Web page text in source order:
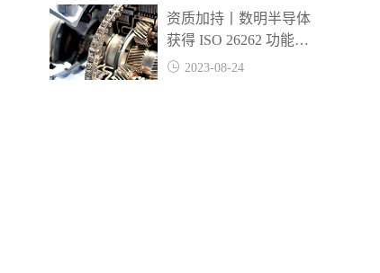
资质加持丨数明半导体
获得 ISO 26262 功能安
全管理体系 ASIL D 等
2023-08-24